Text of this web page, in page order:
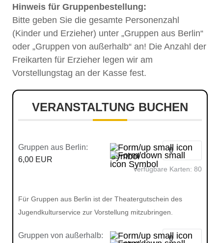
Hinweis für Gruppenbestellung:
Bitte geben Sie die gesamte Personenzahl
(Kinder und Erzieher) unter „Gruppen aus Berlin“
oder „Gruppen von außerhalb“ an! Die Anzahl der
Freikarten für Erzieher legen wir am
Vorstellungstag an der Kasse fest.
VERANSTALTUNG BUCHEN
Gruppen aus Berlin:
6,00 EUR
Verfügbare Karten: 80
Für Gruppen aus Berlin ist der Theatergutschein des
Jugendkulturservice zur Vorstellung mitzubringen.
Gruppen von außerhalb: